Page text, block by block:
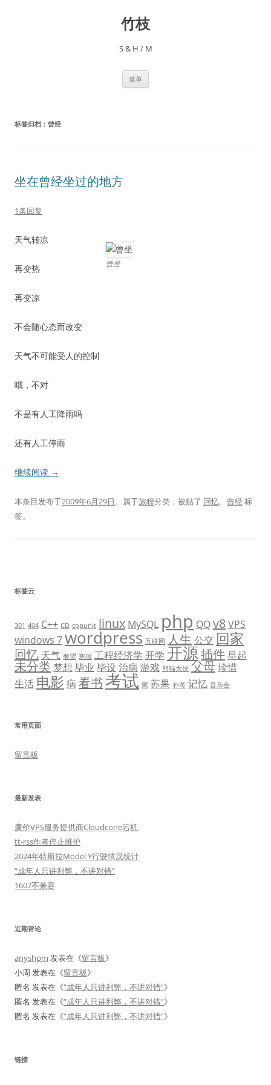
竹枝
S & H / M
菜单
标签归档： 曾经
坐在曾经坐过的地方
1条回复
曾坐
天气转凉
再变热
再变凉
不会随心态而改变
天气不可能受人的控制
哦，不对
不是有人工降雨吗
还有人工停雨
继续阅读 →
本条目发布于2009年6月29日。属于旅程分类，被贴了 回忆、 曾经标
签。
标签云
301 404 C++ CD cppunit linux MySQL php QQv8VPS
windows 7wordpress 互联网 人生 公交 回家
回忆 天气 奢望 寒假 工程经济学 开学 开源插件早起
未分类 梦想 毕业 毕设 治病 游戏 熊猫大侠 父母珍惜
生活 电影 病 看书 考试 聚 苏果 补考 记忆 音乐会
常用页面
留言板
最新发表
廉价VPS服务提供商Cloudcone宕机
tt-rss作者停止维护
2024年特斯拉Model Y行驶情况统计
“成年人只讲利弊，不讲对错”
1607不兼容
近期评论
anyshpm 发表在《留言板》
小周 发表在《留言板》
匿名 发表在《“成年人只讲利弊，不讲对错”》
匿名 发表在《“成年人只讲利弊，不讲对错”》
匿名 发表在《“成年人只讲利弊，不讲对错”》
链接